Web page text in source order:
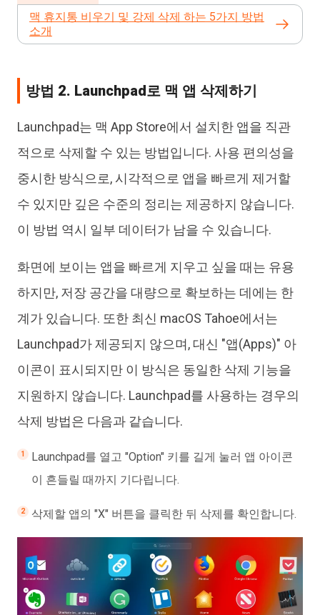
맥 휴지통 비우기 및 강제 삭제 하는 5가지 방법
소개
방법 2. Launchpad로 맥 앱 삭제하기
Launchpad는 맥 App Store에서 설치한 앱을 직관
적으로 삭제할 수 있는 방법입니다. 사용 편의성을
중시한 방식으로, 시각적으로 앱을 빠르게 제거할
수 있지만 깊은 수준의 정리는 제공하지 않습니다.
이 방법 역시 일부 데이터가 남을 수 있습니다.
화면에 보이는 앱을 빠르게 지우고 싶을 때는 유용
하지만, 저장 공간을 대량으로 확보하는 데에는 한
계가 있습니다. 또한 최신 macOS Tahoe에서는
Launchpad가 제공되지 않으며, 대신 "앱(Apps)" 아
이콘이 표시되지만 이 방식은 동일한 삭제 기능을
지원하지 않습니다. Launchpad를 사용하는 경우의
삭제 방법은 다음과 같습니다.
Launchpad를 열고 "Option" 키를 길게 눌러 앱 아이콘
이 흔들릴 때까지 기다립니다.
삭제할 앱의 "X" 버튼을 클릭한 뒤 삭제를 확인합니다.